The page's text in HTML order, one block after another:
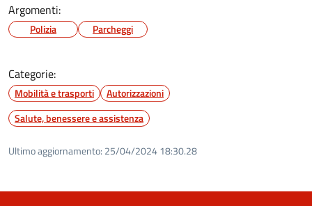
Argomenti:
Polizia Parcheggi
Categorie:
Mobilità e trasporti
Autorizzazioni
Salute, benessere e assistenza
Ultimo aggiornamento: 25/04/2024 18:30.28